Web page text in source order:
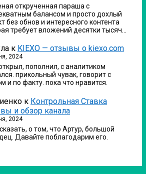
открученная параша с
балансом и просто дохлый
без обнов и интересного контента
требует вложений десятки тысяч…
к KIEXO — отзывы о kiexo.com
2024
пополнил, с аналитиком
прикольный чувак, говорит с
и по факту. пока что нравится.
к Контрольная Ставка
и обзор канала
2024
о том, что Артур, большой
Давайте поблагодарим его.